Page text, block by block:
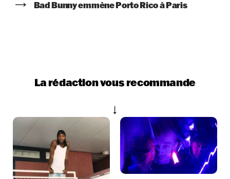
Bad Bunny emmène Porto Rico à Paris
La rédaction vous recommande